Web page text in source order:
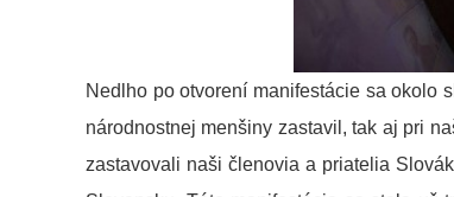
Nedlho po otvorení manifestácie sa okolo
národnostnej menšiny zastavil, tak aj pri
zastavovali naši členovia a priatelia